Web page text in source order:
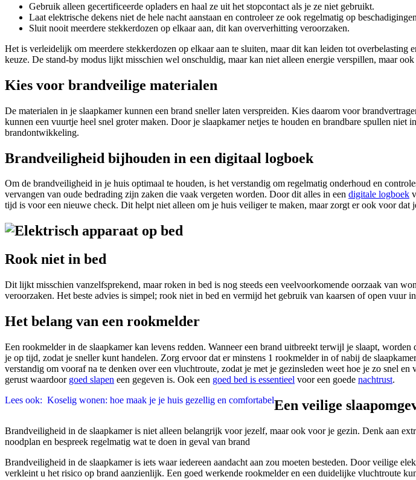
Gebruik alleen gecertificeerde opladers en haal ze uit het stopcontact als je ze niet gebruikt.
Laat elektrische dekens niet de hele nacht aanstaan en controleer ze ook regelmatig op
Sluit nooit meerdere stekkerdozen op elkaar aan, dit kan oververhitting veroorzaken.
Het is verleidelijk om meerdere stekkerdozen op elkaar aan te sluiten, maar dit kan leiden tot
keuze. De stand-by modus lijkt misschien wel onschuldig, maar kan niet alleen energie verspillen, maar
Kies voor brandveilige materialen
De materialen in je slaapkamer kunnen een brand sneller laten verspreiden. Kies daarom voor
kunnen een vuurtje heel snel groter maken. Door je slaapkamer netjes te houden en brandbare spullen
brandontwikkeling.
Brandveiligheid bijhouden in een digitaal logboek
Om de brandveiligheid in je huis optimaal te houden, is het verstandig om regelmatig onderhoud en
vervangen van oude bedrading zijn zaken die vaak vergeten worden. Door dit alles in een digitale logboek
tijd is voor een nieuwe check. Dit helpt niet alleen om je huis veiliger te maken, maar zorgt er ook voor dat
Rook niet in bed
Dit lijkt misschien vanzelfsprekend, maar roken in bed is nog steeds een veelvoorkomende oorzaak van
veroorzaken. Het beste advies is simpel; rook niet in bed en vermijd het gebruik van kaarsen of open vuur
Het belang van een rookmelder
Een rookmelder in de slaapkamer kan levens redden. Wanneer een brand uitbreekt terwijl je slaapt,
je op tijd, zodat je sneller kunt handelen. Zorg ervoor dat er minstens 1 rookmelder in of nabij de
verstandig om vooraf na te denken over een vluchtroute, zodat je met je gezinsleden weet hoe je zo snel
gerust waardoor goed slapen een gegeven is. Ook een goed bed is essentieel voor een goede nachtrust.
Lees ook: Koselig wonen: hoe maak je je huis gezellig en comfortabelEen veilige
Brandveiligheid in de slaapkamer is niet alleen belangrijk voor jezelf, maar ook voor je gezin. Denk aan
noodplan en bespreek regelmatig wat te doen in geval van brand
Brandveiligheid in de slaapkamer is iets waar iedereen aandacht aan zou moeten besteden. Door veilige
verkleint u het risico op brand aanzienlijk. Een goed werkende rookmelder en een duidelijke vluchtroute